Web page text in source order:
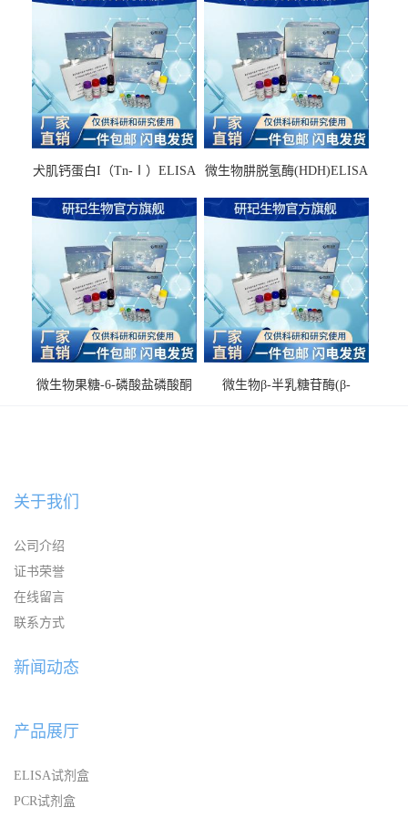
犬肌钙蛋白I（Tn-Ⅰ）ELISA
微生物肼脱氢酶(HDH)ELISA
微生物果糖-6-磷酸盐磷酸酮
微生物β-半乳糖苷酶(β-
关于我们
公司介绍
证书荣誉
在线留言
联系方式
新闻动态
产品展厅
ELISA试剂盒
PCR试剂盒